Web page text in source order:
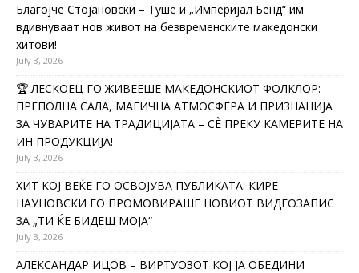
Благојче Стојановски – Туше и „Империјал Бенд“ им
вдивнуваат нов живот на безвременските македонски
хитови!
July 3, 2026
🏆 ЛЕСКОЕЦ ГО ЖИВЕЕШЕ МАКЕДОНСКИОТ ФОЛКЛОР:
ПРЕПОЛНА САЛА, МАГИЧНА АТМОСФЕРА И ПРИЗНАНИЈА
ЗА ЧУВАРИТЕ НА ТРАДИЦИЈАТА – СÈ ПРЕКУ КАМЕРИТЕ НА
ИН ПРОДУКЦИЈА!
July 3, 2026
ХИТ КОЈ ВЕЌЕ ГО ОСВОЈУВА ПУБЛИКАТА: КИРЕ
НАУНОВСКИ ГО ПРОМОВИРАШЕ НОВИОТ ВИДЕОЗАПИС
ЗА „ТИ ЌЕ БИДЕШ МОЈА“
July 3, 2026
АЛЕКСАНДАР ИЦОВ – ВИРТУОЗОТ КОЈ ЈА ОБЕДИНИ